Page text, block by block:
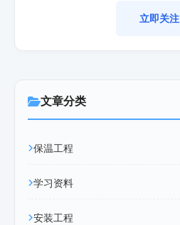
立即关注
文章分类
保温工程
学习资料
安装工程